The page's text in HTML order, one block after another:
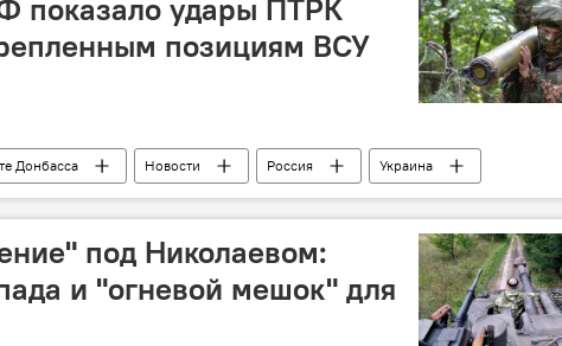
показало удары ПТРК
позициям ВСУ
Донбасса Новости Россия
Украина
под Николаевом:
и "огневой мешок" для